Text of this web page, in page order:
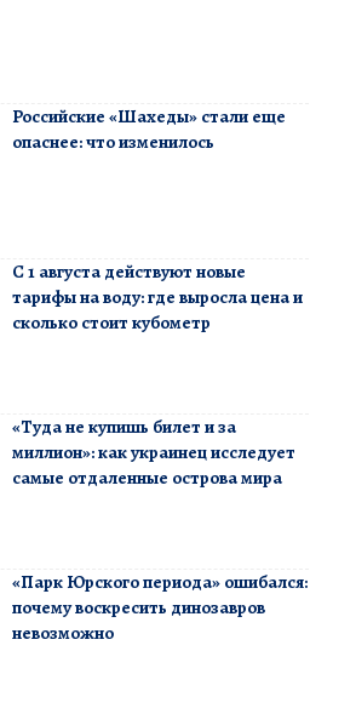
Российские «Шахеды» стали еще
опаснее: что изменилось
С 1 августа действуют новые
тарифы на воду: где выросла цена и
сколько стоит кубометр
«Туда не купишь билет и за
миллион»: как украинец исследует
самые отдаленные острова мира
«Парк Юрского периода» ошибался:
почему воскресить динозавров
невозможно